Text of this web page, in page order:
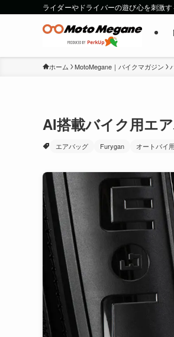
ライダーやドライバーの遊び心を刺激
ホーム MotoMegane｜バイクマガジン
AI搭載バイク用エ
エアバッグ Furygan オートバイ